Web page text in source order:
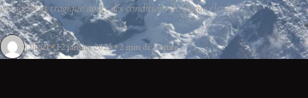
un accident tragique après des conditions de risque élevées.
Olivier 12 janvier 2025 2 min de lecture